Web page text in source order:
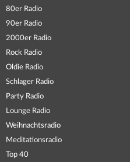
80er Radio
90er Radio
2000er Radio
Rock Radio
Oldie Radio
Schlager Radio
Party Radio
Lounge Radio
Weihnachtsradio
Meditationsradio
Top 40